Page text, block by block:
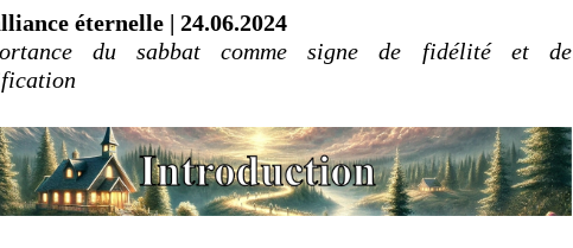
éternelle | 24.06.2024
du sabbat comme signe de fidélité et de